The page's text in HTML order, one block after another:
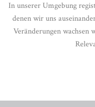
In unserer Umgebung
denen wir uns
Veränderungen wachsen